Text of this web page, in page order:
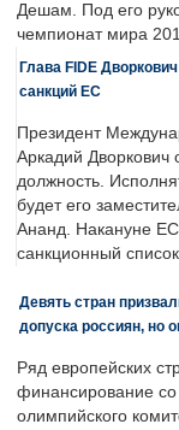
Дешам. Под его
чемпионат мира
Глава FIDE
санкций ЕС
Президент
Аркадий Дворкович
должность.
будет его
Ананд. Накануне
санкционный
Девять стран
допуска россиян, но
Ряд европейских
финансирование
олимпийского